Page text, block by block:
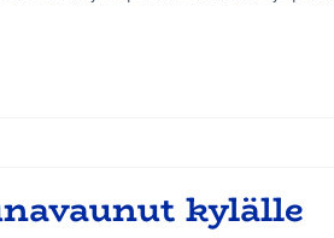
Muut
kylälle